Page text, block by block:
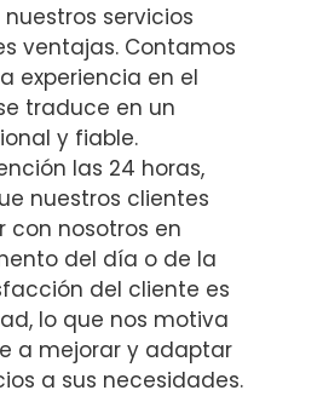
servicios
ventajas. Contamos
experiencia en el
traduce en un
y fiable.
las 24 horas,
nuestros clientes
con nosotros en
del día o de la
del cliente es
lo que nos motiva
a mejorar y adaptar
a sus necesidades.